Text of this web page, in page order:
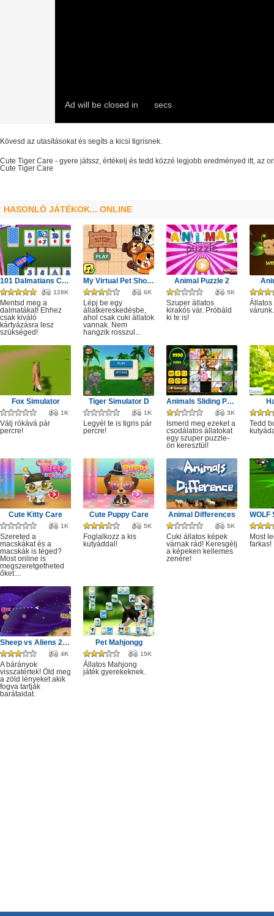
Kövesd az utasításokat és segíts a kicsi tigrisnek.
Cute Tiger Care - gyere játssz, értékelj és tedd közzé legjobb eredményed itt, az
Cute Tiger Care
HASONLÓ JÁTÉKOK... ONLINE
101 Dalmatians Card Battles
128K
Mentsd meg a
dalmatákat! Ehhez
csak kiváló
kártyázásra lesz
szükséged!
My Virtual Pet Shop Cute Animals
6K
Lépj be egy
állatkereskedésbe,
ahol csak cuki állatok
vannak. Nem
hangzik rosszul...
Animal Puzzle 2
5K
Szuper állatos
kirakós vár. Próbáld
ki te is!
Állatos
Fox Simulator
1K
Válj rókává pár
percre!
Tiger Simulator D
1K
Legyél te is tigris pár
percre!
Animals Sliding Puzzle
3K
Ismerd meg ezeket a
csodálatos állatokat
egy szuper puzzle-
ön keresztül!
Tedd
Cute Kitty Care
1K
Szereted a
macskákat és a
macskák is téged?
Most online is
megszeretgetheted
őket....
Cute Puppy Care
5K
Foglalkozz a kis
kutyáddal!
Animal Differences
5K
Cuki állatos képek
várnak rád! Keresgélj
a képeken kellemes
zenére!
Most
farkas!
Sheep vs Aliens 2 Zero Gravity
4K
A bárányok
visszatértek! Öld meg
a zöld lényeket akik
fogva tartják
barátaidat.
Pet Mahjongg
15K
Állatos Mahjong
játék gyerekeknek.